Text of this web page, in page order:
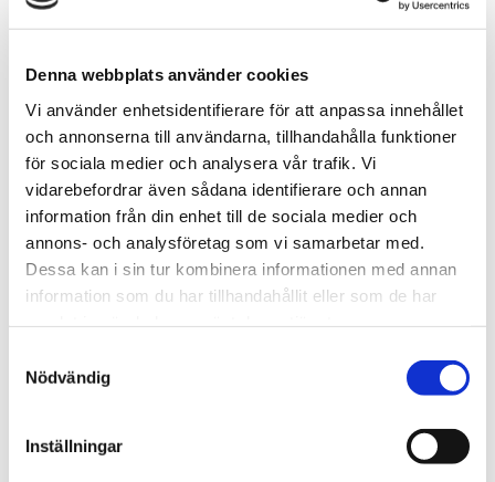
Denna webbplats använder cookies
Vi använder enhetsidentifierare för att anpassa innehållet
och annonserna till användarna, tillhandahålla funktioner
för sociala medier och analysera vår trafik. Vi
vidarebefordrar även sådana identifierare och annan
information från din enhet till de sociala medier och
annons- och analysföretag som vi samarbetar med.
Dessa kan i sin tur kombinera informationen med annan
information som du har tillhandahållit eller som de har
Nödvändig
Inställningar
Alba Smitterberg Rosvall : Guldsmed
Angelika Burman : Krukmakare
Anna Karlström : Tapetserare
Anneli Hårdén : Tapetserare
Beatrice Damström Gereben : Möbelrenoverare
Birger Palmqvist : Inredningssadelmakare
Camilla Kukacka : Konstinramare
Carla Sundermann : Finsnickare
Ella Fahlén : Guldsmed
Ellen Christensson : Vävare
Jennifer Noakson-Paddy : Guldsmed
Johan Elfström : Förgyllare